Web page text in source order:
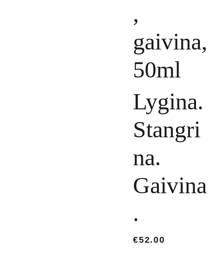
,
gaivina,
50ml
Lygina.
Stangri
na.
Gaivina
.
€52.00